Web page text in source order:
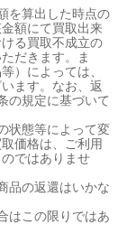
を算出した時点の
額にて買取出来
る買取不成立の
だきます。ま
）によっては、
ます。なお、返
の規定に基づいて
状態等によって変
価格は、ご利用
ではありませ
品の返還はいかな
はこの限りではあ